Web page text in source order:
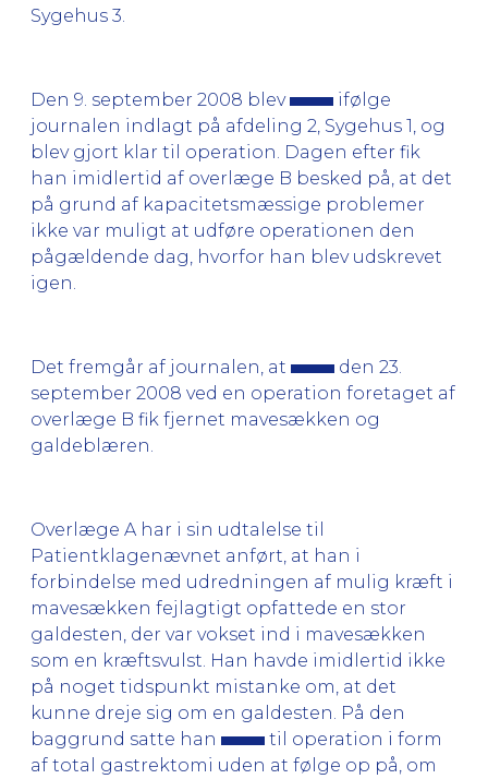
Sygehus 3.
Den 9. september 2008 blev
ifølge
journalen indlagt på afdeling 2, Sygehus 1, og
blev gjort klar til operation. Dagen efter fik
han imidlertid af overlæge B besked på, at det
på grund af kapacitetsmæssige problemer
ikke var muligt at udføre operationen den
pågældende dag, hvorfor han blev udskrevet
igen.
Det fremgår af journalen, at
den 23.
september 2008 ved en operation foretaget af
overlæge B fik fjernet mavesækken og
galdeblæren.
Overlæge A har i sin udtalelse til
Patientklagenævnet anført, at han i
forbindelse med udredningen af mulig kræft i
mavesækken fejlagtigt opfattede en stor
galdesten, der var vokset ind i mavesækken
som en kræftsvulst. Han havde imidlertid ikke
på noget tidspunkt mistanke om, at det
kunne dreje sig om en galdesten. På den
baggrund satte han
til operation i form
af total gastrektomi uden at følge op på, om